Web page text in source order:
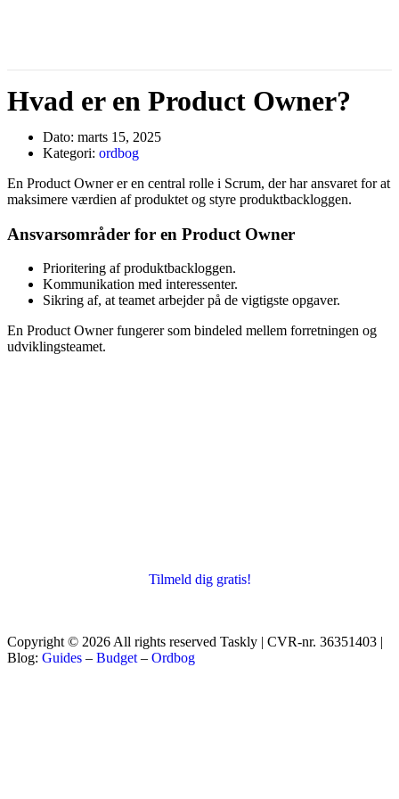
Hvad er en Product Owner?
Dato: marts 15, 2025
Kategori: ordbog
En Product Owner er en central rolle i Scrum, der har ansvaret for at
maksimere værdien af produktet og styre produktbackloggen.
Ansvarsområder for en Product Owner
Prioritering af produktbackloggen.
Kommunikation med interessenter.
Sikring af, at teamet arbejder på de vigtigste opgaver.
En Product Owner fungerer som bindeled mellem forretningen og
udviklingsteamet.
Tilmeld dig gratis!
Copyright © 2026 All rights reserved Taskly | CVR-nr. 36351403 |
Blog: Guides – Budget – Ordbog